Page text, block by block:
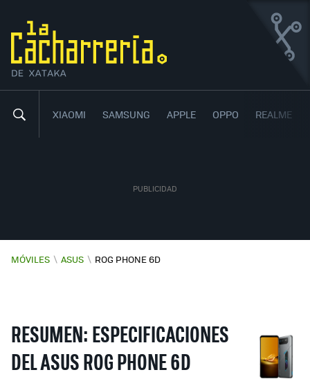
XIAOMI SAMSUNG APPLE OPPO REALME
ASUS ROG PHONE 6D
UN BESTIA GAMING SOBRADA DE POTENCIA Y DE
HERCIOS
MÓVILES \ ASUS \ ROG PHONE 6D
RESUMEN: ESPECIFICACIONES
DEL ASUS ROG PHONE 6D